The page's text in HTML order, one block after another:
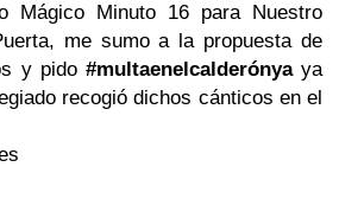
Mágico Minuto 16 para Nuestro
me sumo a la propuesta de
y pido #multaenelcalderónyaya
recogió dichos cánticos en el